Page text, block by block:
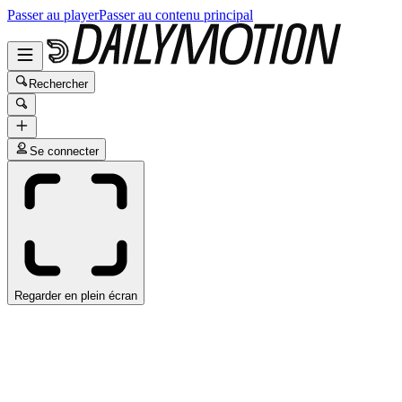
Passer au playerPasser au contenu principal
Rechercher
Se connecter
Regarder en plein écran